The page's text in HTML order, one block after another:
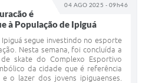
04 AGO 2025 - 09h46
é
à População de Ipiguá
segue investindo no esporte
Nesta semana, foi concluída a
skate do Complexo Esportivo
da cidade que é referência
o lazer dos jovens ipiguaenses.